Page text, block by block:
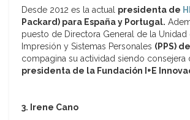
Desde 2012 es la actual presidenta de
Packard) para España y Portugal.
puesto de Directora General de la
Impresión y Sistemas Personales (PPS)
compagina su actividad siendo consejera
presidenta de la Fundación I+E
3. Irene Cano